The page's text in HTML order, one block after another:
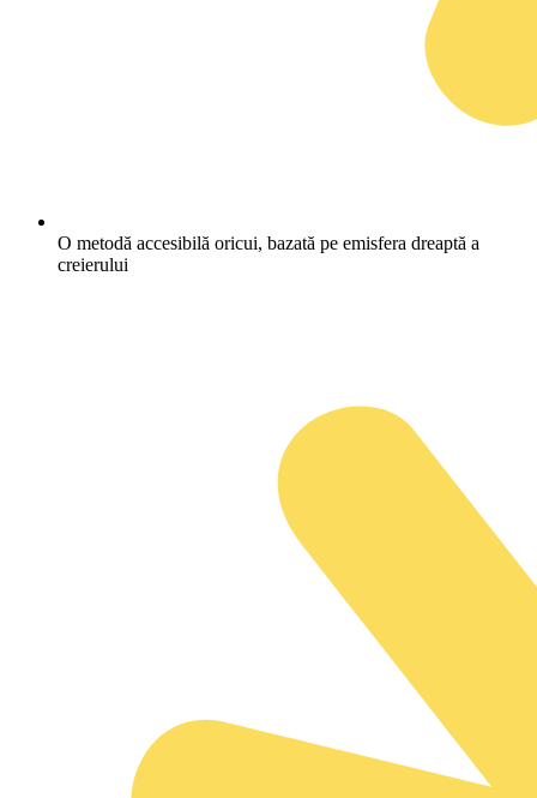
O metodă accesibilă oricui, bazată pe emisfera dreaptă a
creierului